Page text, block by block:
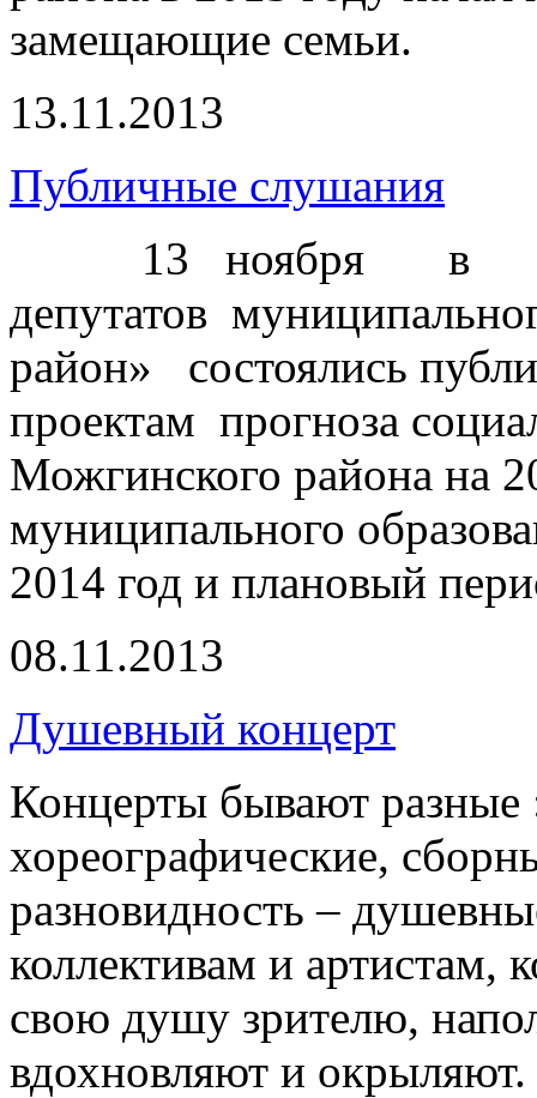
замещающие семьи.
13.11.2013
Публичные слушания
13 ноября в
депутатов
район» состоялись
проектам прогноза
Можгинского района на
муниципального
2014 год и плановый
08.11.2013
Душевный концерт
Концерты бывают разные
хореографические,
разновидность –
коллективам и артистам,
свою душу зрителю,
вдохновляют и окрыляют.